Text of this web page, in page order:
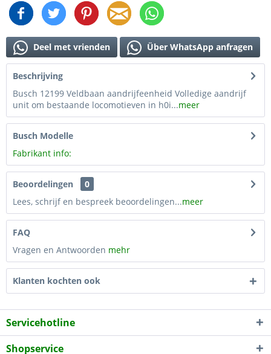
Deel met vrienden Über WhatsApp anfragen
Beschrijving
Busch 12199 Veldbaan aandrijfeenheid Volledige aandrijf
unit om bestaande locomotieven in h0i...meer
Busch Modelle
Fabrikant info:
Beoordelingen
0
Lees, schrijf en bespreek beoordelingen...meer
FAQ
Vragen en Antwoorden mehr
Klanten kochten ook
Servicehotline
Shopservice